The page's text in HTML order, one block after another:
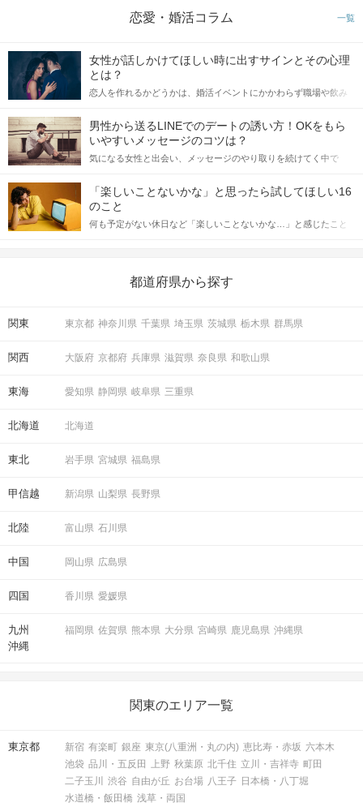
恋愛・婚活コラム 一覧
女性が話しかけてほしい時に出すサインとその心理
とは？
恋人を作れるかどうかは、婚活イベントにかかわらず職場や飲み
てアプローチできるかにも左右されます。 これから恋人作りを本
格的に始めようとしている方は、女性が異性を求めて出すサイン
をしっかりと理解し、正しい行動に移せるかどうかが重要。 この
記事では、女性が話しかけて欲しい時に出すサインとその心理を
合にどのような行動に繋げるべきかをご紹介していきます。
男性から送るLINEでのデートの誘い方！OKをもら
いやすいメッセージのコツは？
気になる女性と出会い、メッセージのやり取りを続けてく中で
しかし、中には「どう誘ったらいいの？」とお困りの男性もいら
っしゃるのではないでしょうか。 そこで今回は、男性から女性へ
送るLINEでのデートの誘い方のコツをご紹介します。例文も混じ
えながら解説するので、ぜひ参考にしてください。
「楽しいことないかな」と思ったら試してほしい16
のこと
何も予定がない休日など「楽しいことないかな…」と感じたこと
の楽しいことアイデアを集めました♪ いままさに楽しいことを探し
都道府県から探す
関東 東京都 神奈川県 千葉県 埼玉県 茨城県 栃木県 群馬県
関西 大阪府 京都府 兵庫県 滋賀県 奈良県 和歌山県
東海 愛知県 静岡県 岐阜県 三重県
北海道 北海道
東北 岩手県 宮城県 福島県
甲信越 新潟県 山梨県 長野県
北陸 富山県 石川県
中国 岡山県 広島県
四国 香川県 愛媛県
九州
沖縄
福岡県 佐賀県 熊本県 大分県 宮崎県 鹿児島県 沖縄県
関東のエリア一覧
東京都 新宿 有楽町 銀座 東京(八重洲・丸の内) 恵比寿・赤坂 六本木
池袋 品川・五反田 上野 秋葉原 北千住 立川・吉祥寺 町田
二子玉川
渋谷 自由が丘 お台場 八王子 日本橋・八丁堀
水道橋・飯田橋 浅草・両国